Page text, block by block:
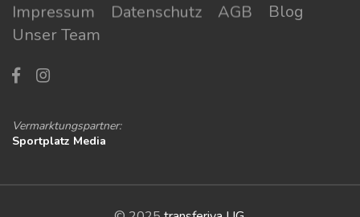
Impressum Datenschutz AGB
Blog
Unser Team
Vermarktungspartner:
Sportplatz Media